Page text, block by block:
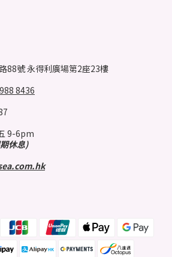
88號 永得利廣場第2座23樓
8436
9-6pm
休息)